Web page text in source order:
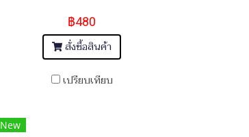
฿480
สั่งซื้อสินค้า
เปรียบเทียบ
New